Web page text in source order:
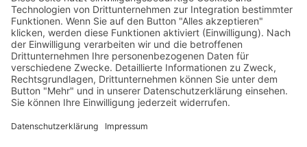
Ich stimme zu, dass meine Angaben aus dem Formular zur
Beantwortung meiner Anfrage erhoben und verarbeitet
werden. Die Daten werden so lange gespeichert, bis ein
Widerspruch erfolgt. Hinweis: Sie können Ihre Einwilligung
jederzeit in der Zukunft per Mail anhello@wisdomeurope.eu
widerrufen. Detaillierte Informationen zum Umgang mit
Nutzerdaten finden Sie in unsererDatenschutzerklärung.